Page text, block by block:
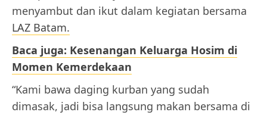
menyambut dan ikut dalam kegiatan bersama
LAZ Batam.
Baca juga: Kesenangan Keluarga Hosim di
Momen Kemerdekaan
“Kami bawa daging kurban yang sudah
dimasak, jadi bisa langsung makan bersama di